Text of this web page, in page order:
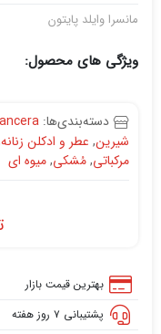
مانسرا وایلد پایتون
ویژگی های محصول:
دسته‌بندی‌ها:
شیرین, عطر و ادکلن زنانه
مرکباتی,مُشکی,میوه ای
بهترین قیمت بازار
پشتیبانی ۷ روز هفته